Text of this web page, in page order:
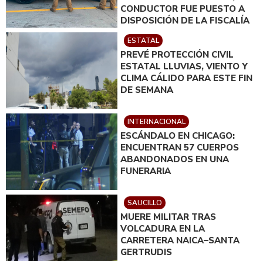
CONDUCTOR FUE PUESTO A
DISPOSICIÓN DE LA FISCALÍA
ESTATAL
PREVÉ PROTECCIÓN CIVIL
ESTATAL LLUVIAS, VIENTO Y
CLIMA CÁLIDO PARA ESTE FIN
DE SEMANA
INTERNACIONAL
ESCÁNDALO EN CHICAGO:
ENCUENTRAN 57 CUERPOS
ABANDONADOS EN UNA
FUNERARIA
SAUCILLO
MUERE MILITAR TRAS
VOLCADURA EN LA
CARRETERA NAICA–SANTA
GERTRUDIS